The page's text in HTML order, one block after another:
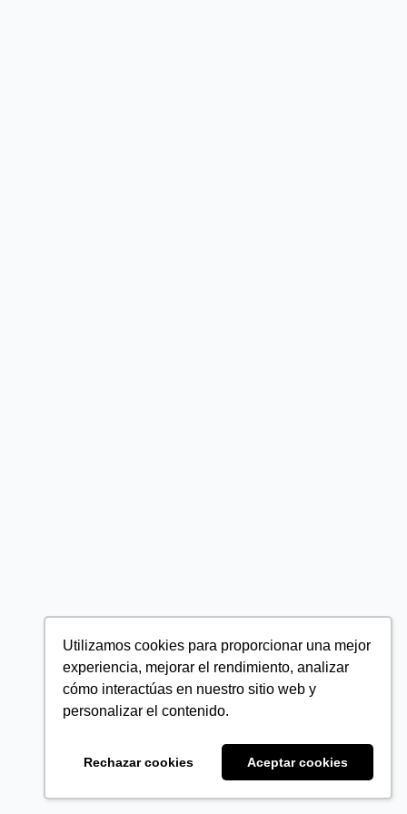
Utilizamos cookies para proporcionar una mejor
experiencia, mejorar el rendimiento, analizar
cómo interactúas en nuestro sitio web y
personalizar el contenido.
Rechazar cookies Aceptar cookies